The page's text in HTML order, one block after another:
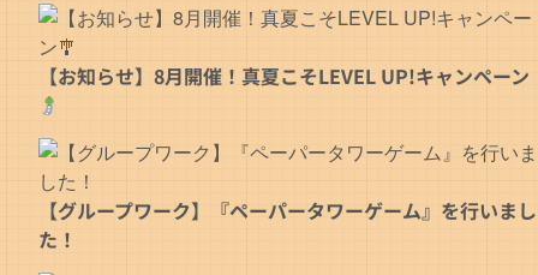
【お知らせ】8月開催！真夏こそLEVEL UP!キャンペーン
【グループワーク】『ペーパータワーゲーム』を行いまし
た！